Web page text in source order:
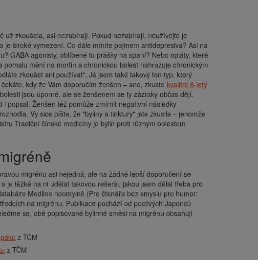
už zkoušela, asi nezabírají. Pokud nezabírají, neužívejte je
je široké vymezení. Co dále míníte pojmem antidepresiva? Asi na
GABA agonisty, oblíbené to prášky na spaní? Nebo opiáty, které
mění na morfin a chronickou bolest nahrazuje chronickým
zkoušet ani používat". Já jsem také takový ten typ, který
kdy že Vám doporučím ženšen – ano, zkuste kvalitní 6-letý
jsou úporné, ale se ženšenem se ty zázraky občas dějí.
popsal. Ženšen též pomůže zmírnit negativní následky
Vy sice píšte, že "byliny a tinktury" jste zkusila – jenomže
Tradiční čínské medicíny je bylin proti různým bolestem
migrénu asi nejedná, ale na žádné lepší doporučení se
je těžké na ni udělat takovou rešerši, jakou jsem dělal třeba pro
Medline neomylně (Pro čtenáře bez smyslu pro humor:
na migrénu. Publikace pochází od poctivých Japonců
se, obě popisované bylinné směsi na migrénu obsahují
z TČM
z TČM